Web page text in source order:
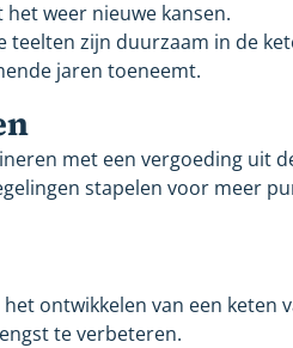
weer nieuwe kansen.
teelten zijn duurzaam in de
jaren toeneemt.
met een vergoeding uit
stapelen voor meer
ontwikkelen van een keten
te verbeteren.